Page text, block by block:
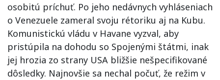
osobitú príchuť. Po jeho nedávnych vyhláseniach
o Venezuele zameral svoju rétoriku aj na Kubu.
Komunistickú vládu v Havane vyzval, aby
pristúpila na dohodu so Spojenými štátmi, inak
jej hrozia zo strany USA bližšie nešpecifikované
dôsledky. Najnovšie sa nechal počuť, že režim v